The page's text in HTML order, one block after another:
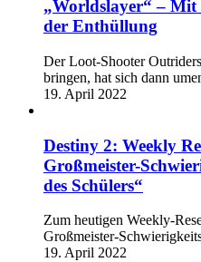
„Worldslayer“ – Mit
der Enthüllung
Der Loot-Shooter
bringen, hat sich dann
19. April 2022
Destiny 2: Weekly
Großmeister-
des Schülers“
Zum heutigen Weekly-
Großmeister-
19. April 2022